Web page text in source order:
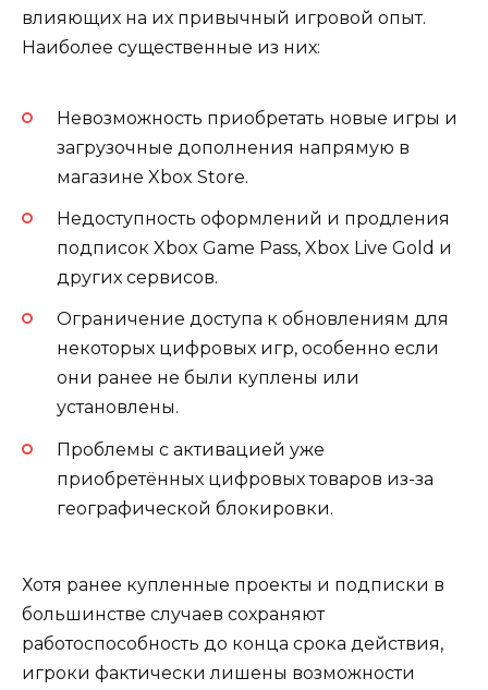
влияющих на их привычный игровой опыт.
Наиболее существенные из них:
Невозможность приобретать новые игры и
загрузочные дополнения напрямую в
магазине Xbox Store.
Недоступность оформлений и продления
подписок Xbox Game Pass, Xbox Live Gold и
других сервисов.
Ограничение доступа к обновлениям для
некоторых цифровых игр, особенно если
они ранее не были куплены или
установлены.
Проблемы с активацией уже
приобретённых цифровых товаров из-за
географической блокировки.
Хотя ранее купленные проекты и подписки в
большинстве случаев сохраняют
работоспособность до конца срока действия,
игроки фактически лишены возможности